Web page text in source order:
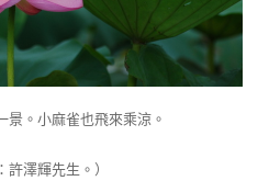
景。小麻雀也飛來乘涼。
許澤輝先生。）